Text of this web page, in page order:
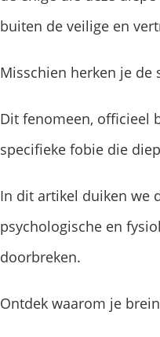
buiten de veilige en
Misschien herken je
Dit fenomeen, officieel
specifieke fobie die
In dit artikel duiken we
psychologische en
doorbreken.
Ontdek waarom je